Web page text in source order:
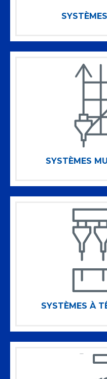
SYSTÈMES
SYSTÈMES À